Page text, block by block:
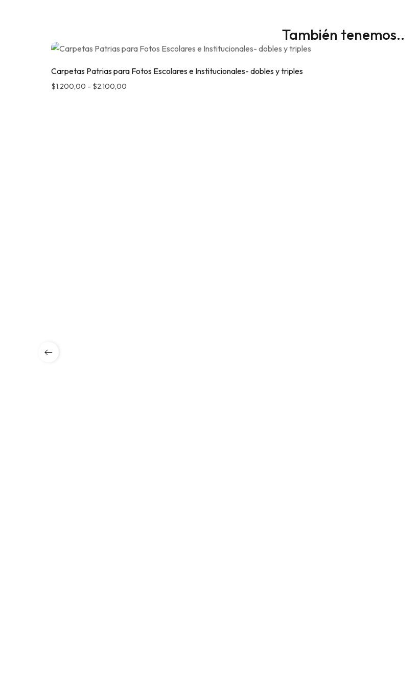
También tenemos..
Carpetas Patrias para Fotos Escolares e Institucionales- dobles y triples
$1.200,00 - $2.100,00